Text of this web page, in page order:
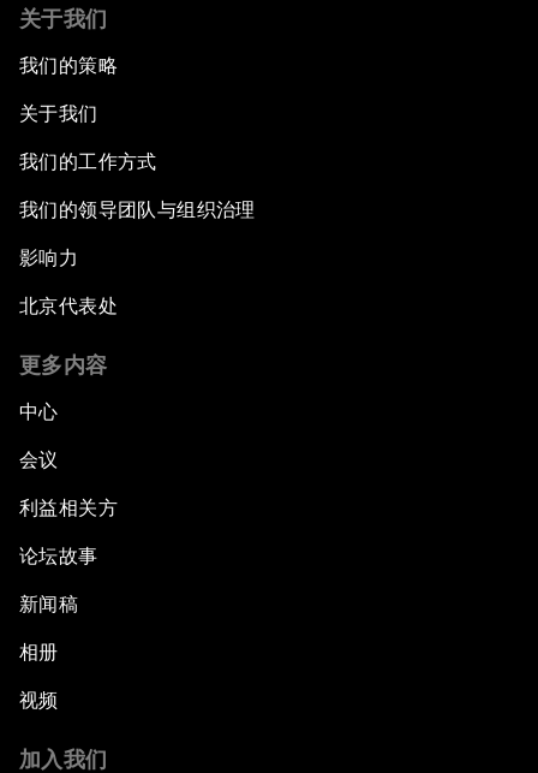
关于我们
我们的策略
关于我们
我们的工作方式
我们的领导团队与组织治理
影响力
北京代表处
更多内容
中心
会议
利益相关方
论坛故事
新闻稿
相册
视频
加入我们